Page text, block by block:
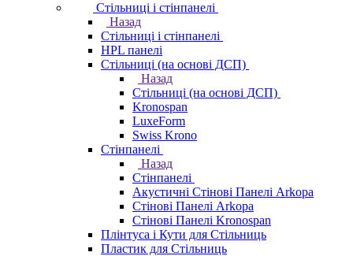
Стільниці і стінпанелі
Назад
Стільниці і стінпанелі
HPL панелі
Стільниці (на основі ДСП)
Назад
Стільниці (на основі ДСП)
Kronospan
LuxeForm
Swiss Krono
Стінпанелі
Назад
Стінпанелі
Акустичні Стінові Панелі Аrkopa
Стінові Панелі Arkopa
Стінові Панелі Kronospan
Плінтуса і Кути для Стільниць
Пластик для Стільниць